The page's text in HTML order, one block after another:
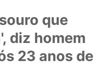
que
diz homem
23 anos de